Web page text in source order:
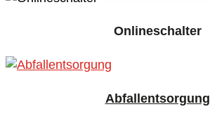
Onlineschalter
Abfallentsorgung